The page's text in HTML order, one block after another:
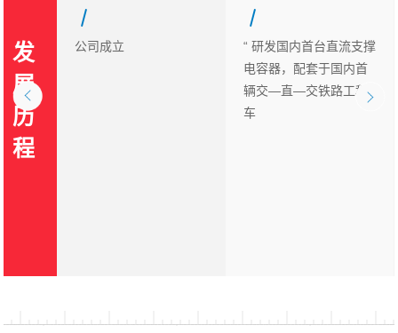
发
展
历
程
160
用交
公司成立
“ 研发国内首台直流支撑
电容器，配套于国内首
辆交—直—交铁路工程
车